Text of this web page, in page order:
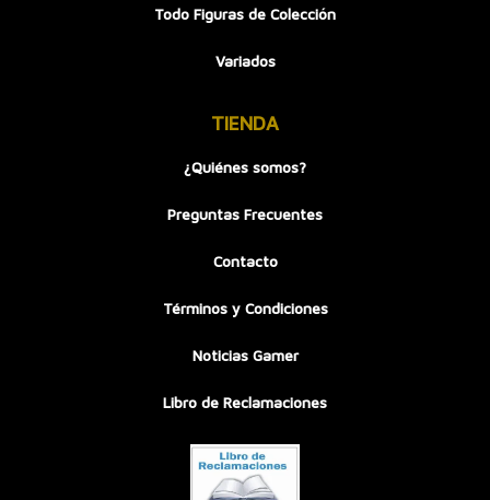
Todo Figuras de Colección
Variados
TIENDA
¿Quiénes somos?
Preguntas Frecuentes
Contacto
Términos y Condiciones
Noticias Gamer
Libro de Reclamaciones